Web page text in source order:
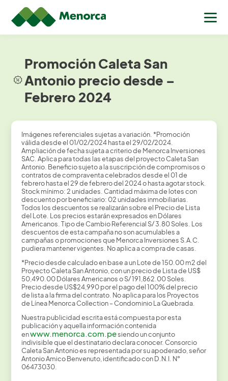
Promoción Caleta San
Antonio precio desde –
Febrero 2024
Imágenes referenciales sujetas a variación. *Promoción
válida desde el 01/02/2024 hasta el 29/02/2024.
Ampliación de fecha sujeta a criterio de Menorca Inversiones
SAC. Aplica para todas las etapas del proyecto Caleta San
Antonio. Beneficio sujeto a la suscripción de compromisos o
contratos de compraventa celebrados desde el 01 de
febrero hasta el 29 de febrero del 2024 o hasta agotar stock.
Stock mínimo: 2 unidades. Cantidad máxima de lotes con
descuento por beneficiario: 02 unidades inmobiliarias.
Todos los descuentos se realizarán sobre el Precio de Lista
del Lote. Los precios estarán expresados en Dólares
Americanos. Tipo de Cambio Referencial S/ 3.80 Soles. Los
descuentos de esta campaña no son acumulables a
campañas o promociones que Menorca Inversiones S.A.C.
pudiera mantener vigentes. No aplica a compra de casas.
*Precio desde calculado en base a un Lote de 150.00 m2 del
Proyecto Caleta San Antonio, con un precio de Lista de US$
50,490.00 Dólares Americanos o S/ 191,862.00 Soles.
Precio desde US$24,990 por el pago del 100% del precio
de lista a la firma del contrato. No aplica para los Proyectos
de Línea Menorca Collection – Condominio La Quebrada.
Nuestra publicidad escrita está compuesta por esta
publicación y aquella información contenida
enwww.menorca.com.pesiendo un conjunto
indivisible que el destinatario declara conocer. Consorcio
Caleta San Antonio es representada por su apoderado, señor
Antonio Amico Benvenuto, identificado con D.N.I. N°
06473030.